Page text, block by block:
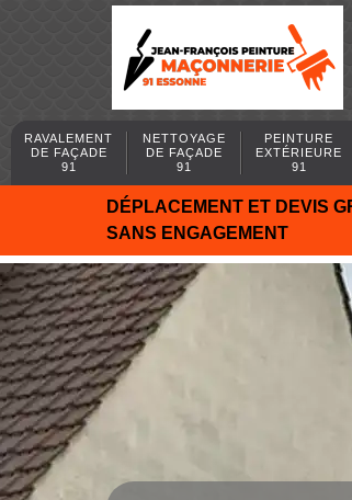
RAVALEMENT
DE FAÇADE
91
NETTOYAGE
DE FAÇADE
91
PEINTURE
EXTÉRIEURE
91
DÉPLACEMENT ET DEVIS
SANS ENGAGEMENT